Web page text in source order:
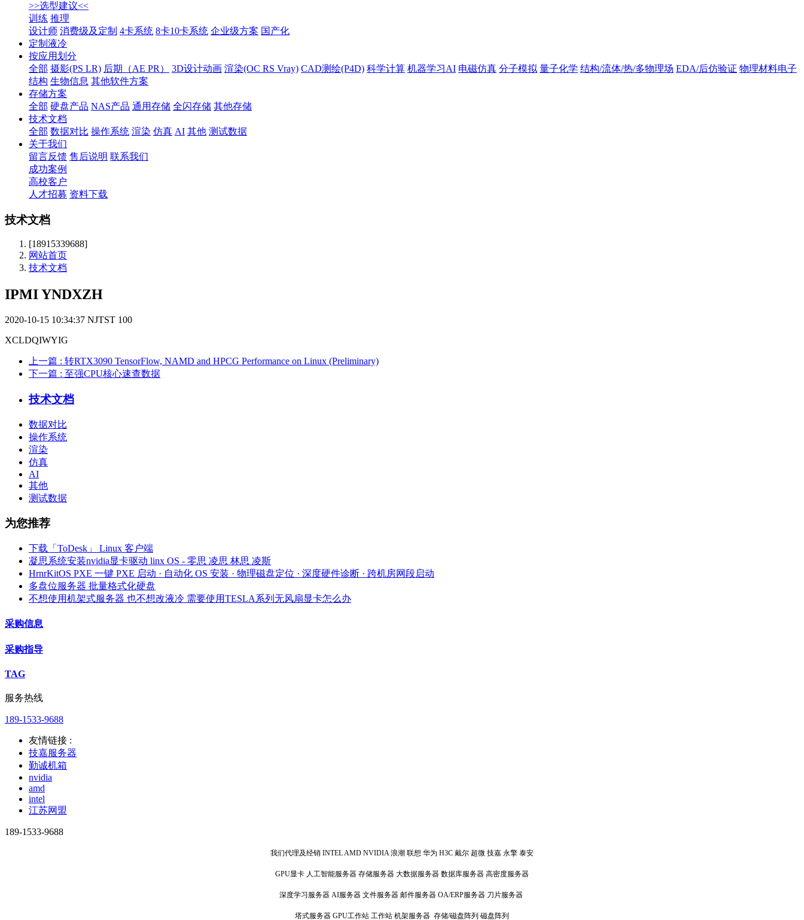
>>选型建议<<
训练 推理
设计师 消费级及定制 4卡系统 8卡10卡系统 企业级方案 国产化
定制液冷
按应用划分
全部 摄影(PS LR) 后期（AE PR） 3D设计动画 渲染(OC RS Vray) CAD测绘(P4D) 科学计算 机器学习AI 电磁仿真 分子模拟 量子化学 结构/流体/热/多物理场 EDA/后仿验证 物理材料电子
结构 生物信息 其他软件方案
存储方案
全部 硬盘产品 NAS产品 通用存储 全闪存储 其他存储
技术文档
全部 数据对比 操作系统 渲染 仿真 AI 其他 测试数据
关于我们
留言反馈 售后说明 联系我们
成功案例
高校客户
人才招募 资料下载
技术文档
[18915339688]
网站首页
技术文档
IPMI YNDXZH
2020-10-15 10:34:37 NJTST 100
XCLDQIWYIG
上一篇 : 转RTX3090 TensorFlow, NAMD and HPCG Performance on Linux (Preliminary)
下一篇 : 至强CPU核心速查数据
技术文档
数据对比
操作系统
渲染
仿真
AI
其他
测试数据
为您推荐
下载「ToDesk」 Linux 客户端
凝思系统安装nvidia显卡驱动 linx OS - 零思 凌思 林思 凌斯
HrnrKitOS PXE 一键 PXE 启动 · 自动化 OS 安装 · 物理磁盘定位 · 深度硬件诊断 · 跨机房网段启动
多盘位服务器 批量格式化硬盘
不想使用机架式服务器 也不想改液冷 需要使用TESLA系列无风扇显卡怎么办
采购信息
采购指导
TAG
服务热线
189-1533-9688
友情链接 :
技嘉服务器
勤诚机箱
nvidia
amd
intel
江苏网盟
189-1533-9688
我们代理及经销 INTEL AMD NVIDIA 浪潮 联想 华为 H3C 戴尔 超微 技嘉 永擎 泰安
GPU显卡 人工智能服务器 存储服务器 大数据服务器 数据库服务器 高密度服务器
深度学习服务器 AI服务器 文件服务器 邮件服务器 OA/ERP服务器 刀片服务器
塔式服务器 GPU工作站 工作站 机架服务器 存储/磁盘阵列 磁盘阵列